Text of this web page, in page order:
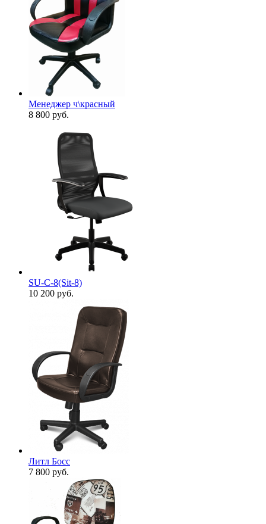
Менеджер ч\красный
8 800 руб.
SU-С-8(Sit-8)
10 200 руб.
Литл Босс
7 800 руб.